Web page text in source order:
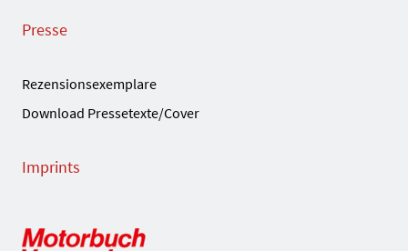
Presse
Rezensionsexemplare
Download Pressetexte/Cover
Imprints